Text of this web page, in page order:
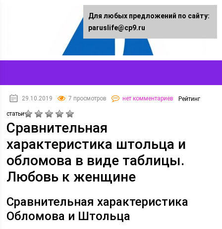
29.10.2019 7 просмотров нет комментариев Рейтинг
статьи
Сравнительная
характеристика штольца и
обломова в виде таблицы.
Любовь к женщине
Сравнительная характеристика
Обломова и Штольца
Для любых предложений по сайту:
paruslife@cp9.ru